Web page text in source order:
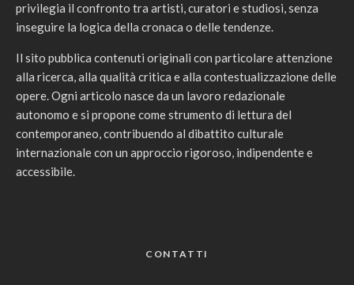
privilegia il confronto tra artisti, curatori e studiosi, senza
inseguire la logica della cronaca o delle tendenze.
Il sito pubblica contenuti originali con particolare attenzione
alla ricerca, alla qualità critica e alla contestualizzazione delle
opere. Ogni articolo nasce da un lavoro redazionale
autonomo e si propone come strumento di lettura del
contemporaneo, contribuendo al dibattito culturale
internazionale con un approccio rigoroso, indipendente e
accessibile.
CONTATTI